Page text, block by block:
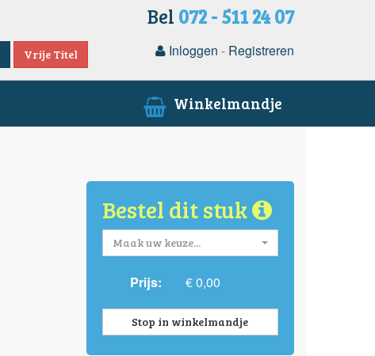
Bel 072 - 511 24 07
Vrije Titel Inloggen - Registreren
Winkelmandje
Bestel dit stuk
Maak uw keuze...
Prijs: € 0,00
Stop in winkelmandje